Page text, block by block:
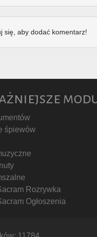
się, aby dodać komentarz!
śpiewów
Rozrywka
Ogłoszenia